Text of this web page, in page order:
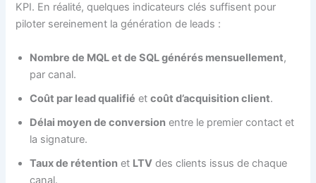
KPI. En réalité, quelques indicateurs clés suffisent pour
piloter sereinement la génération de leads :
Nombre de MQL et de SQL générés mensuellement,
par canal.
Coût par lead qualifié etcoût d’acquisition client.
Délai moyen de conversion entre le premier contact et
la signature.
Taux de rétention et LTV des clients issus de chaque
canal.